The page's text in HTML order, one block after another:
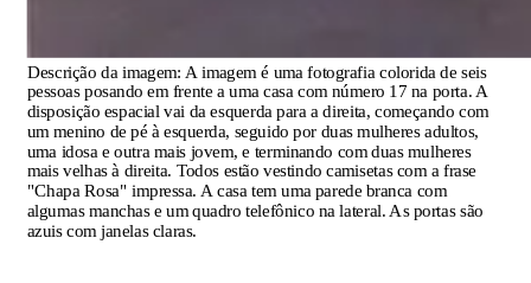
Descrição da imagem: A imagem é uma fotografia colorida de seis
pessoas posando em frente a uma casa com número 17 na porta. A
disposição espacial vai da esquerda para a direita, começando com
um menino de pé à esquerda, seguido por duas mulheres adultos,
uma idosa e outra mais jovem, e terminando com duas mulheres
mais velhas à direita. Todos estão vestindo camisetas com a frase
"Chapa Rosa" impressa. A casa tem uma parede branca com
algumas manchas e um quadro telefônico na lateral. As portas são
azuis com janelas claras.